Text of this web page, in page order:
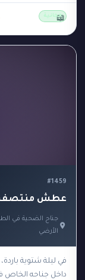
مجانية📖
#1459
عطش منتصف
جناح الضحية في
الأرضي
في ليلة شتوية
داخل جناحه الخاص